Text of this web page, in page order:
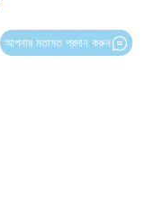
আপনার মতামত প্রদান করুন